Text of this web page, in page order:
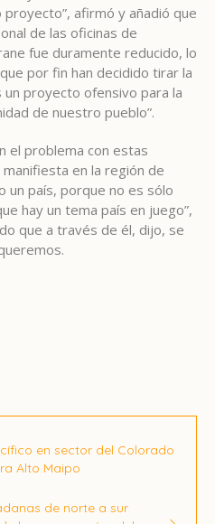
afirmó y añadió que
de las oficinas de
fue duramente reducido, lo
por fin han decidido tirar la
proyecto ofensivo para la
de nuestro pueblo”.
el problema con estas
en la región de
un país, porque no es sólo
hay un tema país en juego”,
que a través de él, dijo, se
en sector del Colorado
Alto Maipo
de norte a sur